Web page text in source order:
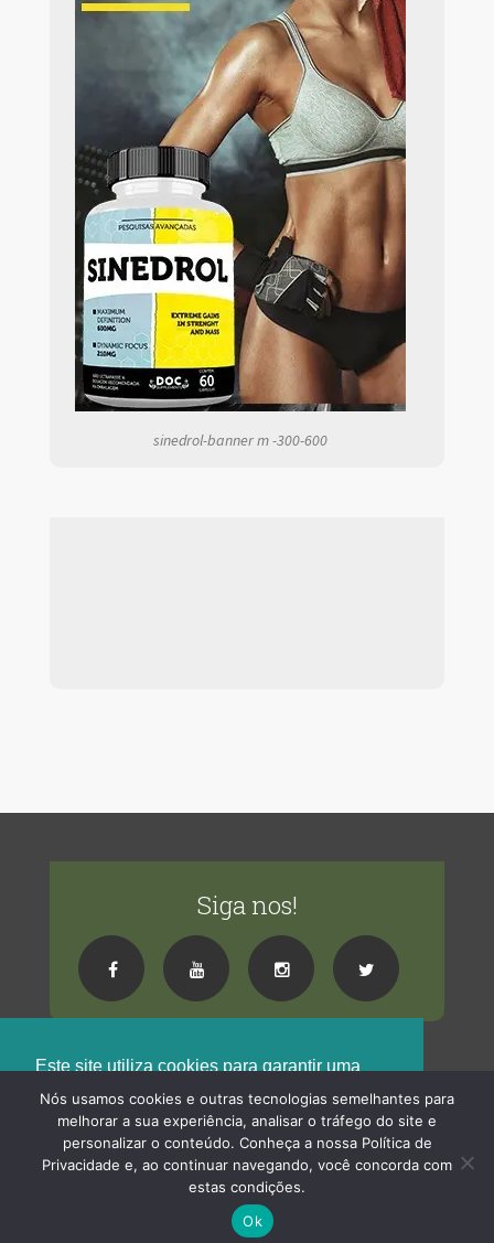
Este site utiliza cookies para garantir uma
melhor experiência de navegação !
Saiba Mais
Ok
sinedrol-banner m -300-600
Siga nos!
· 2026 Centro Natural© Todos os direitos reservados
Termos de Uso Políticas de Privacidade
Nós usamos cookies e outras tecnologias semelhantes para
melhorar a sua experiência, analisar o tráfego do site e
personalizar o conteúdo. Conheça a nossa Política de
Privacidade e, ao continuar navegando, você concorda com
estas condições.
Ok